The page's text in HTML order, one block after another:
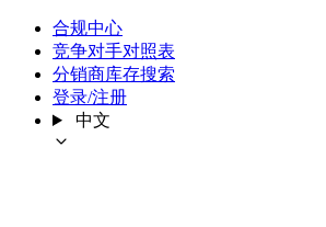
合规中心
竞争对手对照表
分销商库存搜索
登录/注册
中文